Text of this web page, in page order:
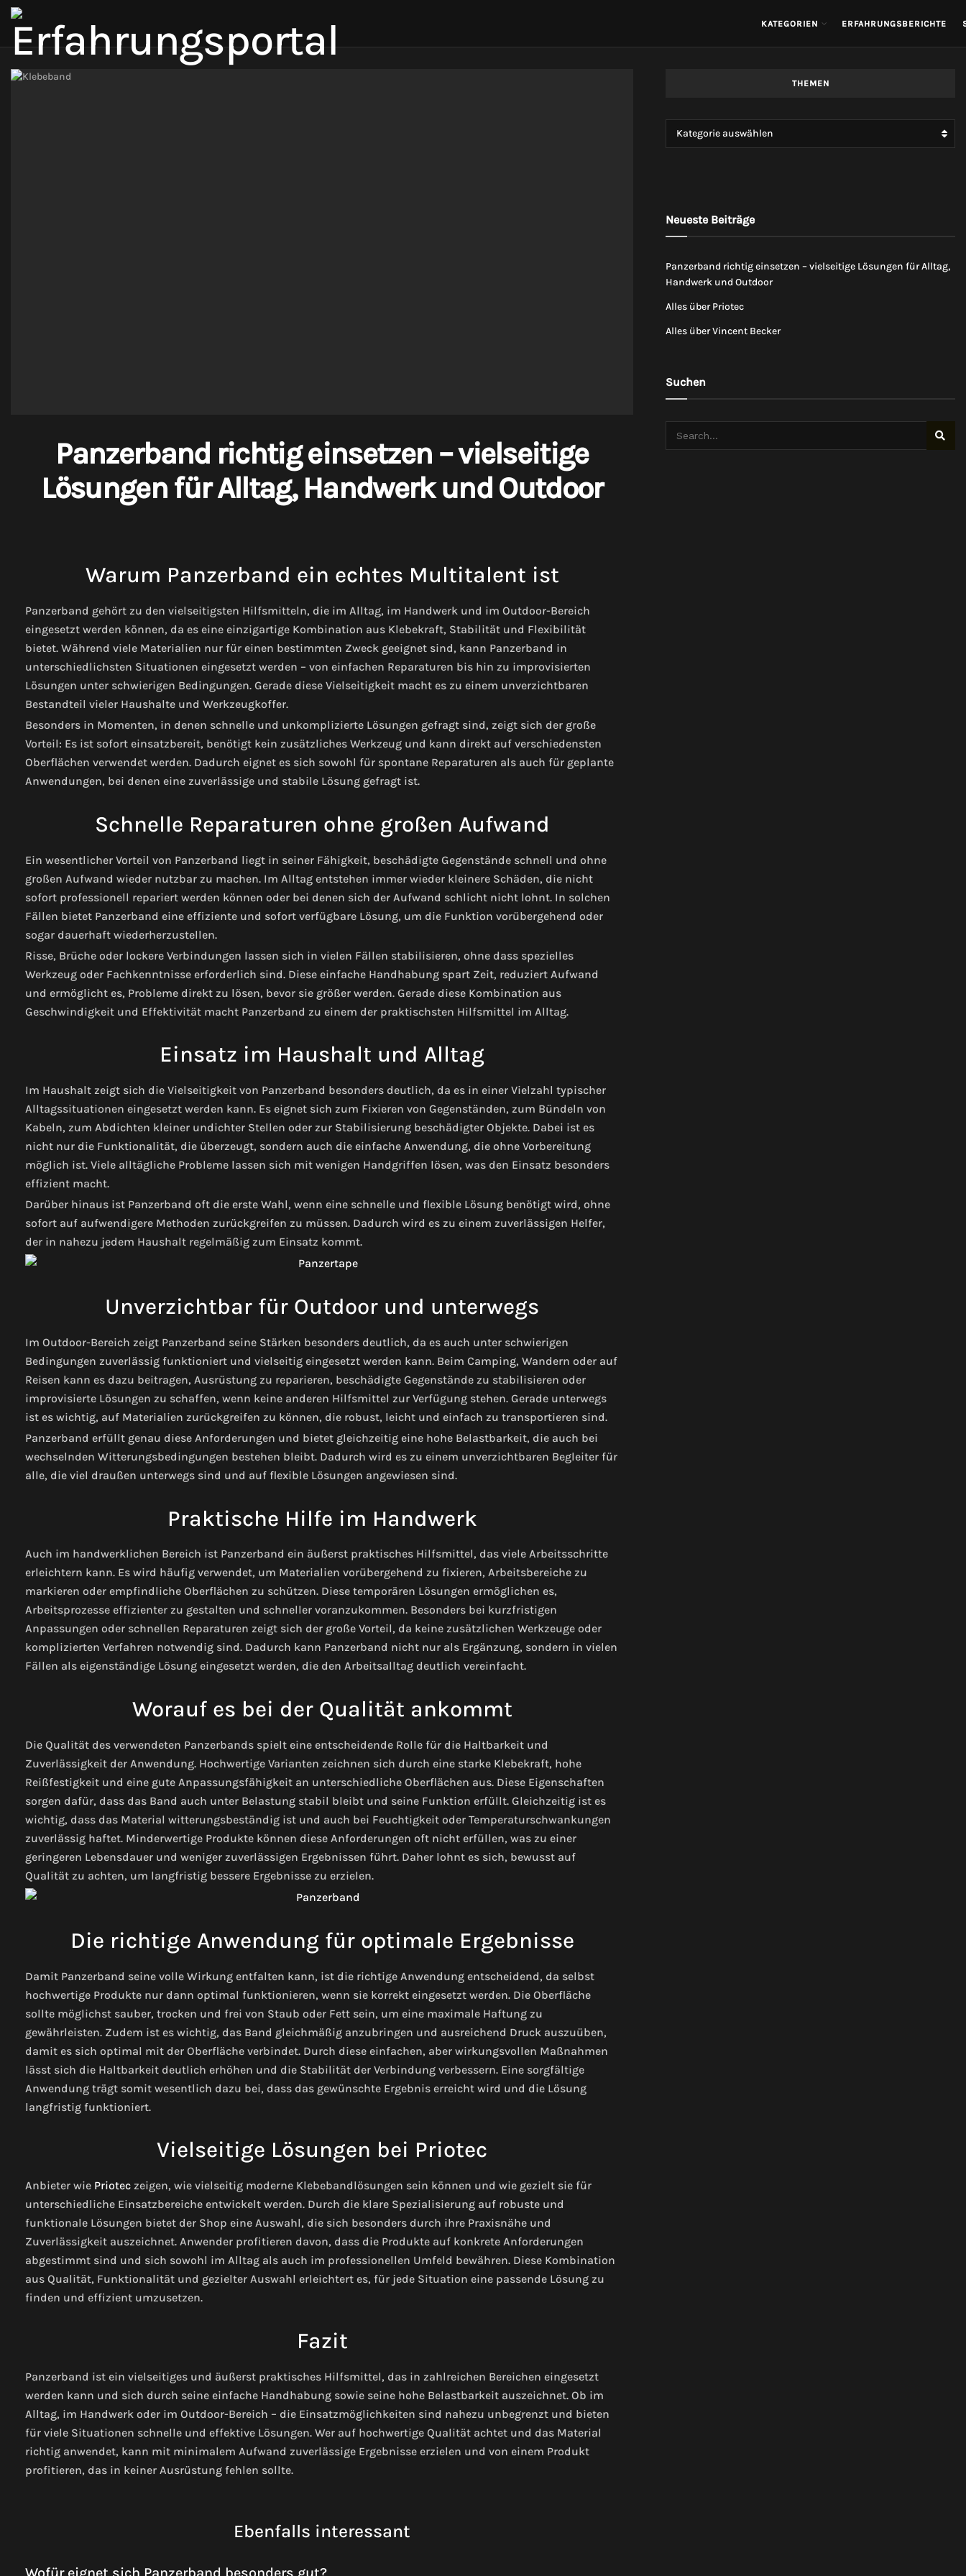
KATEGORIEN ERFAHRUNGSBERICHTE
Panzerband richtig einsetzen – vielseitige
Lösungen für Alltag, Handwerk und Outdoor
Warum Panzerband ein echtes Multitalent ist
Panzerband gehört zu den vielseitigsten Hilfsmitteln, die im Alltag, im Handwerk und im Outdoor-Bereich
eingesetzt werden können, da es eine einzigartige Kombination aus Klebekraft, Stabilität und Flexibilität
bietet. Während viele Materialien nur für einen bestimmten Zweck geeignet sind, kann Panzerband in
unterschiedlichsten Situationen eingesetzt werden – von einfachen Reparaturen bis hin zu improvisierten
Lösungen unter schwierigen Bedingungen. Gerade diese Vielseitigkeit macht es zu einem unverzichtbaren
Bestandteil vieler Haushalte und Werkzeugkoffer.
Besonders in Momenten, in denen schnelle und unkomplizierte Lösungen gefragt sind, zeigt sich der große
Vorteil: Es ist sofort einsatzbereit, benötigt kein zusätzliches Werkzeug und kann direkt auf verschiedensten
Oberflächen verwendet werden. Dadurch eignet es sich sowohl für spontane Reparaturen als auch für geplante
Anwendungen, bei denen eine zuverlässige und stabile Lösung gefragt ist.
Schnelle Reparaturen ohne großen Aufwand
Ein wesentlicher Vorteil von Panzerband liegt in seiner Fähigkeit, beschädigte Gegenstände schnell und ohne
großen Aufwand wieder nutzbar zu machen. Im Alltag entstehen immer wieder kleinere Schäden, die nicht
sofort professionell repariert werden können oder bei denen sich der Aufwand schlicht nicht lohnt. In solchen
Fällen bietet Panzerband eine effiziente und sofort verfügbare Lösung, um die Funktion vorübergehend oder
sogar dauerhaft wiederherzustellen.
Risse, Brüche oder lockere Verbindungen lassen sich in vielen Fällen stabilisieren, ohne dass spezielles
Werkzeug oder Fachkenntnisse erforderlich sind. Diese einfache Handhabung spart Zeit, reduziert Aufwand
und ermöglicht es, Probleme direkt zu lösen, bevor sie größer werden. Gerade diese Kombination aus
Geschwindigkeit und Effektivität macht Panzerband zu einem der praktischsten Hilfsmittel im Alltag.
Einsatz im Haushalt und Alltag
Im Haushalt zeigt sich die Vielseitigkeit von Panzerband besonders deutlich, da es in einer Vielzahl typischer
Alltagssituationen eingesetzt werden kann. Es eignet sich zum Fixieren von Gegenständen, zum Bündeln von
Kabeln, zum Abdichten kleiner undichter Stellen oder zur Stabilisierung beschädigter Objekte. Dabei ist es
nicht nur die Funktionalität, die überzeugt, sondern auch die einfache Anwendung, die ohne Vorbereitung
möglich ist. Viele alltägliche Probleme lassen sich mit wenigen Handgriffen lösen, was den Einsatz besonders
effizient macht.
Darüber hinaus ist Panzerband oft die erste Wahl, wenn eine schnelle und flexible Lösung benötigt wird, ohne
sofort auf aufwendigere Methoden zurückgreifen zu müssen. Dadurch wird es zu einem zuverlässigen Helfer,
der in nahezu jedem Haushalt regelmäßig zum Einsatz kommt.
Unverzichtbar für Outdoor und unterwegs
Im Outdoor-Bereich zeigt Panzerband seine Stärken besonders deutlich, da es auch unter schwierigen
Bedingungen zuverlässig funktioniert und vielseitig eingesetzt werden kann. Beim Camping, Wandern oder auf
Reisen kann es dazu beitragen, Ausrüstung zu reparieren, beschädigte Gegenstände zu stabilisieren oder
improvisierte Lösungen zu schaffen, wenn keine anderen Hilfsmittel zur Verfügung stehen. Gerade unterwegs
ist es wichtig, auf Materialien zurückgreifen zu können, die robust, leicht und einfach zu transportieren sind.
Panzerband erfüllt genau diese Anforderungen und bietet gleichzeitig eine hohe Belastbarkeit, die auch bei
wechselnden Witterungsbedingungen bestehen bleibt. Dadurch wird es zu einem unverzichtbaren Begleiter für
alle, die viel draußen unterwegs sind und auf flexible Lösungen angewiesen sind.
Praktische Hilfe im Handwerk
Auch im handwerklichen Bereich ist Panzerband ein äußerst praktisches Hilfsmittel, das viele Arbeitsschritte
erleichtern kann. Es wird häufig verwendet, um Materialien vorübergehend zu fixieren, Arbeitsbereiche zu
markieren oder empfindliche Oberflächen zu schützen. Diese temporären Lösungen ermöglichen es,
Arbeitsprozesse effizienter zu gestalten und schneller voranzukommen. Besonders bei kurzfristigen
Anpassungen oder schnellen Reparaturen zeigt sich der große Vorteil, da keine zusätzlichen Werkzeuge oder
komplizierten Verfahren notwendig sind. Dadurch kann Panzerband nicht nur als Ergänzung, sondern in vielen
Fällen als eigenständige Lösung eingesetzt werden, die den Arbeitsalltag deutlich vereinfacht.
Worauf es bei der Qualität ankommt
Die Qualität des verwendeten Panzerbands spielt eine entscheidende Rolle für die Haltbarkeit und
Zuverlässigkeit der Anwendung. Hochwertige Varianten zeichnen sich durch eine starke Klebekraft, hohe
Reißfestigkeit und eine gute Anpassungsfähigkeit an unterschiedliche Oberflächen aus. Diese Eigenschaften
sorgen dafür, dass das Band auch unter Belastung stabil bleibt und seine Funktion erfüllt. Gleichzeitig ist es
wichtig, dass das Material witterungsbeständig ist und auch bei Feuchtigkeit oder Temperaturschwankungen
zuverlässig haftet. Minderwertige Produkte können diese Anforderungen oft nicht erfüllen, was zu einer
geringeren Lebensdauer und weniger zuverlässigen Ergebnissen führt. Daher lohnt es sich, bewusst auf
Qualität zu achten, um langfristig bessere Ergebnisse zu erzielen.
Die richtige Anwendung für optimale Ergebnisse
Damit Panzerband seine volle Wirkung entfalten kann, ist die richtige Anwendung entscheidend, da selbst
hochwertige Produkte nur dann optimal funktionieren, wenn sie korrekt eingesetzt werden. Die Oberfläche
sollte möglichst sauber, trocken und frei von Staub oder Fett sein, um eine maximale Haftung zu
gewährleisten. Zudem ist es wichtig, das Band gleichmäßig anzubringen und ausreichend Druck auszuüben,
damit es sich optimal mit der Oberfläche verbindet. Durch diese einfachen, aber wirkungsvollen Maßnahmen
lässt sich die Haltbarkeit deutlich erhöhen und die Stabilität der Verbindung verbessern. Eine sorgfältige
Anwendung trägt somit wesentlich dazu bei, dass das gewünschte Ergebnis erreicht wird und die Lösung
langfristig funktioniert.
Vielseitige Lösungen bei Priotec
Anbieter wie Priotec zeigen, wie vielseitig moderne Klebebandlösungen sein können und wie gezielt sie für
unterschiedliche Einsatzbereiche entwickelt werden. Durch die klare Spezialisierung auf robuste und
funktionale Lösungen bietet der Shop eine Auswahl, die sich besonders durch ihre Praxisnähe und
Zuverlässigkeit auszeichnet. Anwender profitieren davon, dass die Produkte auf konkrete Anforderungen
abgestimmt sind und sich sowohl im Alltag als auch im professionellen Umfeld bewähren. Diese Kombination
aus Qualität, Funktionalität und gezielter Auswahl erleichtert es, für jede Situation eine passende Lösung zu
finden und effizient umzusetzen.
Fazit
Panzerband ist ein vielseitiges und äußerst praktisches Hilfsmittel, das in zahlreichen Bereichen eingesetzt
werden kann und sich durch seine einfache Handhabung sowie seine hohe Belastbarkeit auszeichnet. Ob im
Alltag, im Handwerk oder im Outdoor-Bereich – die Einsatzmöglichkeiten sind nahezu unbegrenzt und bieten
für viele Situationen schnelle und effektive Lösungen. Wer auf hochwertige Qualität achtet und das Material
richtig anwendet, kann mit minimalem Aufwand zuverlässige Ergebnisse erzielen und von einem Produkt
profitieren, das in keiner Ausrüstung fehlen sollte.
Ebenfalls interessant
THEMEN
Kategorie auswählen
Neueste Beiträge
Panzerband richtig einsetzen – vielseitige Lösungen für Alltag,
Handwerk und Outdoor
Alles über Priotec
Alles über Vincent Becker
Suchen